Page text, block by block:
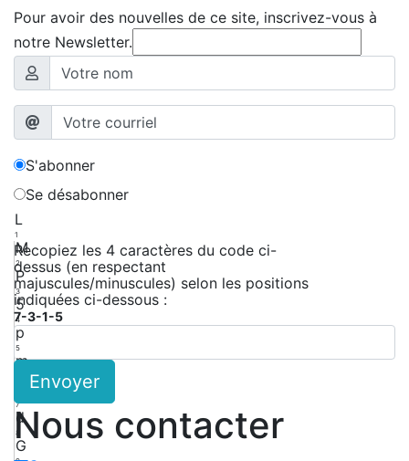
Pour avoir des nouvelles de ce site, inscrivez-vous à
notre Newsletter.
S'abonner
Se désabonner
L
1
M
2
P
3
5
4
p
5
m
7
d
8
G
Recopiez les 4 caractères du code ci-
dessus (en respectant
majuscules/minuscules) selon les positions
indiquées ci-dessous :
7-3-1-5
Envoyer
Nous contacter